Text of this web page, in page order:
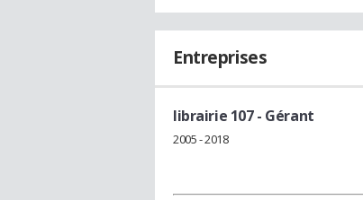
Entreprises
librairie 107- Gérant
2005 - 2018